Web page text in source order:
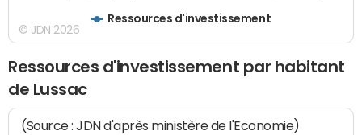
Ressources d'investissement
© JDN 2026
Ressources d'investissement par habitant
de Lussac
(Source : JDN d'après ministère de l'Economie)